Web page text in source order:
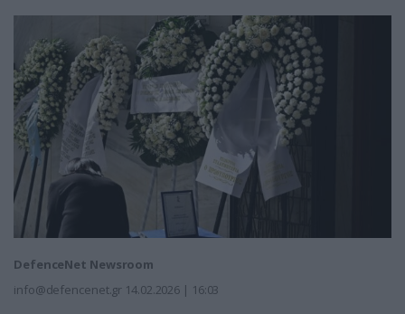
DefenceNet Newsroom
info@defencenet.gr 14.02.2026 | 16:03